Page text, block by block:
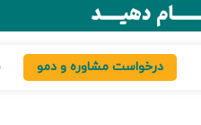
درخواست مشاوره و دمو